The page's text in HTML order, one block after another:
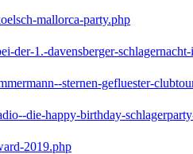
mallorca-party.php
der-1.-davensberger-
sternen-gefluester-
die-happy-birthday-
2019.php